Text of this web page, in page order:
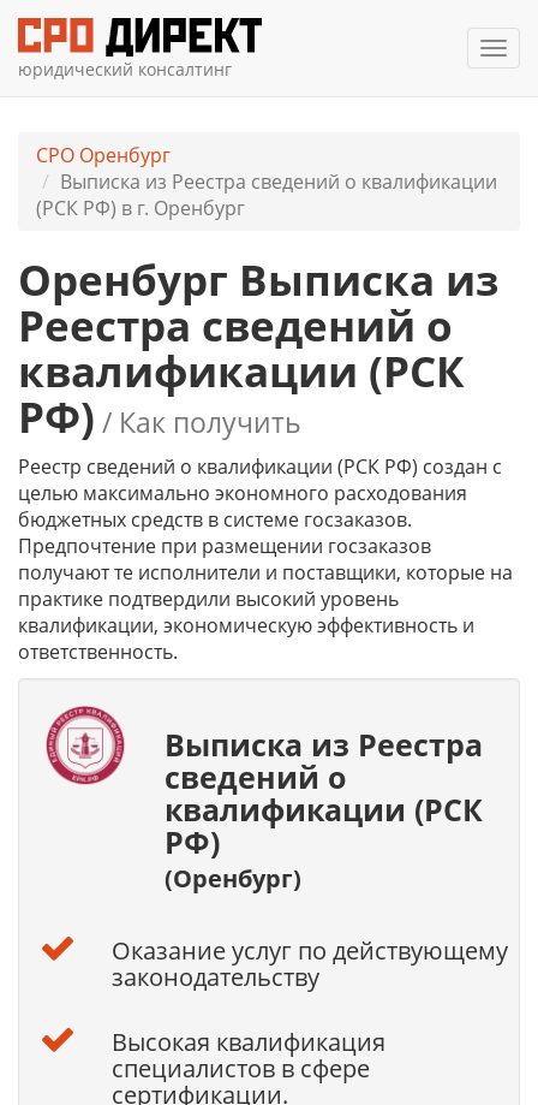
юридический консалтинг
СРО Оренбург
Выписка из Реестра сведений о квалификации
(РСК РФ) в г. Оренбург
Оренбург Выписка из
Реестра сведений о
квалификации (РСК
РФ) / Как получить
Реестр сведений о квалификации (РСК РФ) создан с
целью максимально экономного расходования
бюджетных средств в системе госзаказов.
Предпочтение при размещении госзаказов
получают те исполнители и поставщики, которые на
практике подтвердили высокий уровень
квалификации, экономическую эффективность и
ответственность.
Выписка из Реестра
сведений о
квалификации (РСК
РФ)
(Оренбург)
Оказание услуг по действующему
законодательству
Высокая квалификация
специалистов в сфере
сертификации.